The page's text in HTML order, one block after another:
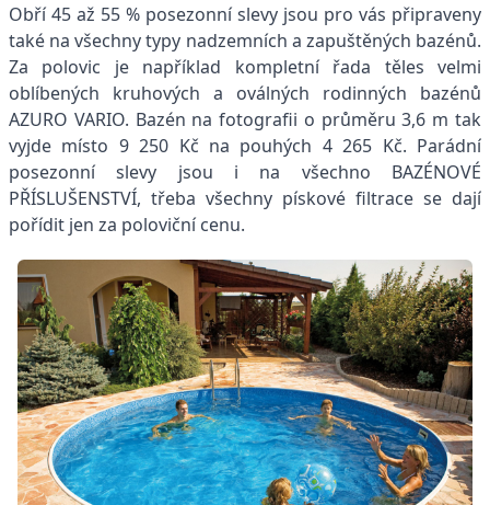
Obří 45 až 55 % posezonní slevy jsou pro vás připraveny
také na všechny typy nadzemních a zapuštěných bazénů.
Za polovic je například kompletní řada těles velmi
oblíbených kruhových a oválných rodinných bazénů
AZURO VARIO. Bazén na fotografii o průměru 3,6 m tak
vyjde místo 9 250 Kč na pouhých 4 265 Kč. Parádní
posezonní slevy jsou i na všechno BAZÉNOVÉ
PŘÍSLUŠENSTVÍ, třeba všechny pískové filtrace se dají
pořídit jen za poloviční cenu.